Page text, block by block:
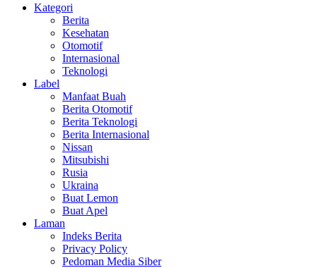
Kategori
Berita
Kesehatan
Otomotif
Internasional
Teknologi
Label
Manfaat Buah
Berita Otomotif
Berita Teknologi
Berita Internasional
Nissan
Mitsubishi
Rusia
Ukraina
Buat Lemon
Buat Apel
Laman
Indeks Berita
Privacy Policy
Pedoman Media Siber